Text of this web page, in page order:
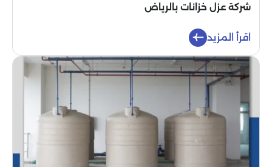
شركة عزل خزانات بالرياض
اقرأ المزيد